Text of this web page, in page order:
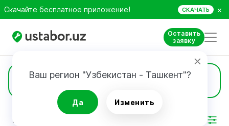
Скачайте бесплатное приложение! СКАЧАТЬ ×
Оставить
заявку
Ваш регион "Узбекистан - Ташкент"?
Да Изменить
Окна
РЕЗУЛЬТАТ